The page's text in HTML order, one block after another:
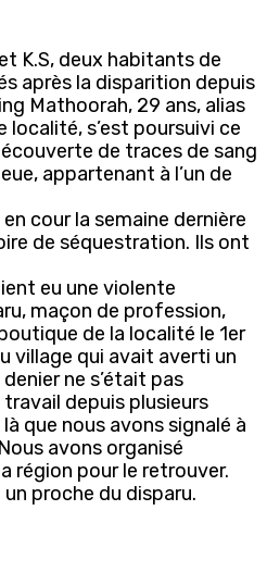
K.S, deux habitants de
après la disparition depuis
Mathoorah, 29 ans, alias
localité, s’est poursuivi ce
de traces de sang
appartenant à l’un de
cour la semaine dernière
de séquestration. Ils ont
eu une violente
maçon de profession,
de la localité le 1er
village qui avait averti un
ne s’était pas
depuis plusieurs
que nous avons signalé à
avons organisé
région pour le retrouver.
un proche du disparu.